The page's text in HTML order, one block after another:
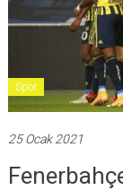
Spor
25 Ocak 2021